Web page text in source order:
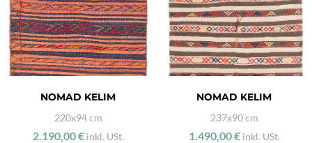
NOMAD KELIM
220x94 cm
2.190,00 € inkl. USt.
NOMAD KELIM
237x90 cm
1.490,00 € inkl. USt.